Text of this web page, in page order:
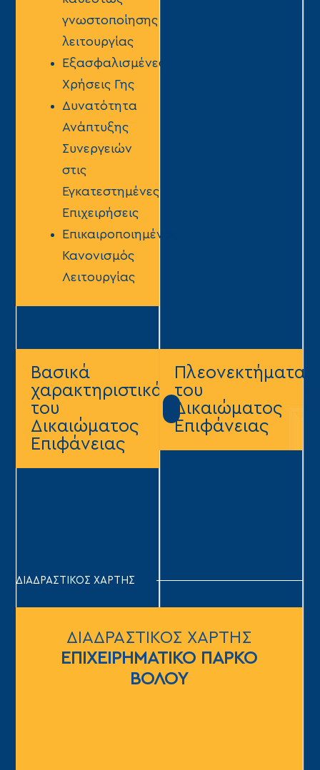
γνωστοποίησης
λειτουργίας
Εξασφαλισμένες
Χρήσεις Γης
Δυνατότητα
Ανάπτυξης
Συνεργειών
στις
Εγκατεστημένες
Επιχειρήσεις
Επικαιροποιημένος
Κανονισμός
Λειτουργίας
Βασικά
χαρακτηριστικά
του
Δικαιώματος
Επιφάνειας
Πλεονεκτήματα
του
Δικαιώματος
Επιφάνειας
ΔΙΑΔΡΑΣΤΙΚΟΣ ΧΑΡΤΗΣ